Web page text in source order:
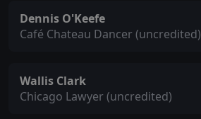
Dennis O'Keefe
Café Chateau Dancer (uncredited)
Wallis Clark
Chicago Lawyer (uncredited)